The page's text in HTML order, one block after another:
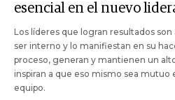
esencial en el nuevo
Los líderes que logran resultados
ser interno y lo manifiestan en su
proceso, generan y mantienen un
inspiran a que eso mismo sea
equipo.